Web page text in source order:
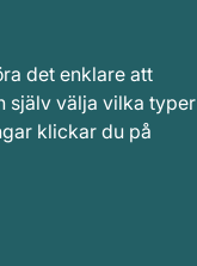
det enklare att
själv välja vilka typer
klickar du på